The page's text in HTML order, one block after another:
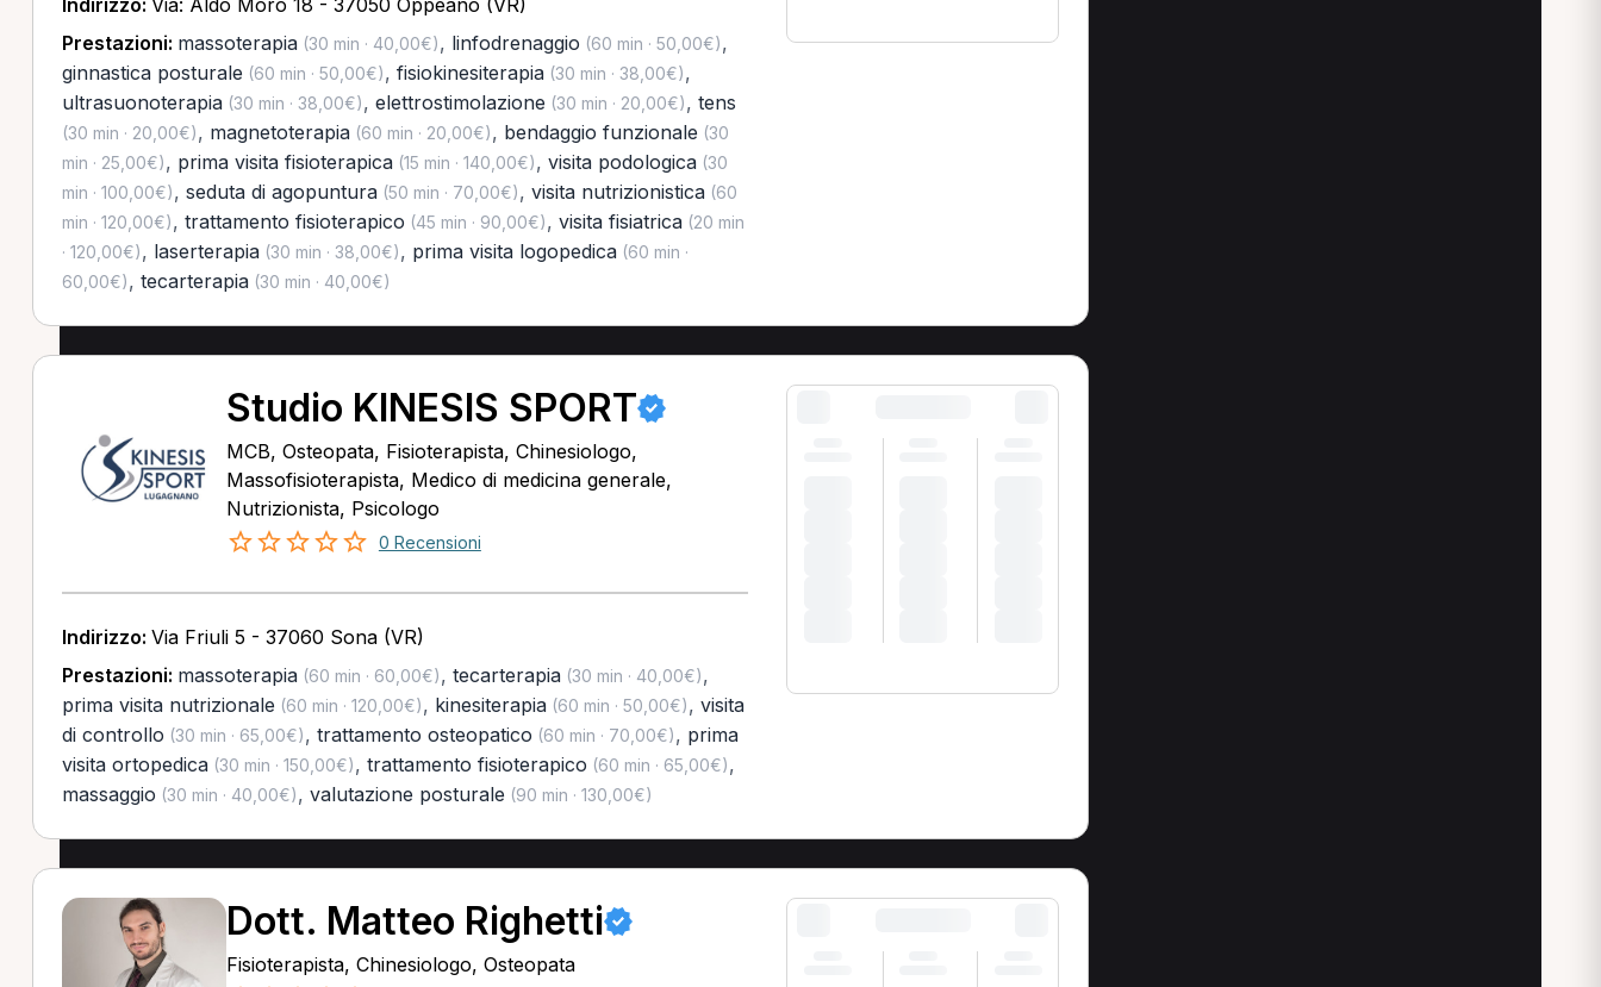
Indirizzo: Via: Aldo Moro 18 - 37050 Oppeano (VR)
Prestazioni: massoterapia(30 min · 40,00€), linfodrenaggio (60 min · 50,00€),
ginnastica posturale (60 min · 50,00€), fisiokinesiterapia(30 min · 38,00€),
ultrasuonoterapia(30 min · 38,00€), elettrostimolazione (30 min · 20,00€), tens
(30 min · 20,00€), magnetoterapia(60 min · 20,00€), bendaggio funzionale (30
min · 25,00€), prima visita fisioterapica(15 min · 140,00€), visita podologica(30
min · 100,00€), seduta di agopuntura(50 min · 70,00€), visita nutrizionistica(60
min · 120,00€), trattamento fisioterapico (45 min · 90,00€), visita fisiatrica(20 min
· 120,00€), laserterapia(30 min · 38,00€), prima visita logopedica(60 min ·
60,00€), tecarterapia(30 min · 40,00€)
Studio KINESIS SPORT
MCB, Osteopata, Fisioterapista, Chinesiologo,
Massofisioterapista, Medico di medicina generale,
Nutrizionista, Psicologo
0 Recensioni
Indirizzo: Via Friuli 5 - 37060 Sona (VR)
Prestazioni: massoterapia(60 min · 60,00€), tecarterapia(30 min · 40,00€),
prima visita nutrizionale (60 min · 120,00€), kinesiterapia(60 min · 50,00€), visita
di controllo (30 min · 65,00€), trattamento osteopatico (60 min · 70,00€), prima
visita ortopedica(30 min · 150,00€), trattamento fisioterapico (60 min · 65,00€),
massaggio (30 min · 40,00€), valutazione posturale (90 min · 130,00€)
Dott. Matteo Righetti
Fisioterapista, Chinesiologo, Osteopata